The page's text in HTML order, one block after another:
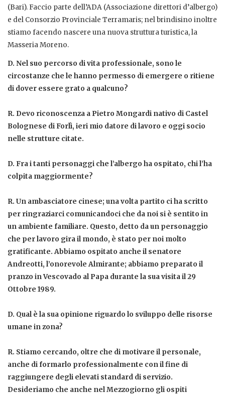
(Bari). Faccio parte dell’ADA (Associazione direttori d’albergo)
e del Consorzio Provinciale Terramaris; nel brindisino inoltre
stiamo facendo nascere una nuova struttura turistica, la
Masseria Moreno.
D. Nel suo percorso di vita professionale, sono le
circostanze che le hanno permesso di emergere o ritiene
di dover essere grato a qualcuno?
R. Devo riconoscenza a Pietro Mongardi nativo di Castel
Bolognese di Forlì, ieri mio datore di lavoro e oggi socio
nelle strutture citate.
D. Fra i tanti personaggi che l’albergo ha ospitato, chi l’ha
colpita maggiormente?
R. Un ambasciatore cinese; una volta partito ci ha scritto
per ringraziarci comunicandoci che da noi si è sentito in
un ambiente familiare. Questo, detto da un personaggio
che per lavoro gira il mondo, è stato per noi molto
gratificante. Abbiamo ospitato anche il senatore
Andreotti, l’onorevole Almirante; abbiamo preparato il
pranzo in Vescovado al Papa durante la sua visita il 29
Ottobre 1989.
D. Qual è la sua opinione riguardo lo sviluppo delle risorse
umane in zona?
R. Stiamo cercando, oltre che di motivare il personale,
anche di formarlo professionalmente con il fine di
raggiungere degli elevati standard di servizio.
Desideriamo che anche nel Mezzogiorno gli ospiti